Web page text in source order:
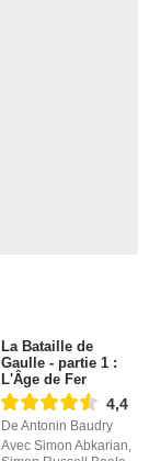
La Bataille de
Gaulle - partie 1 :
L'Âge de Fer
4,4
De Antonin Baudry
Avec Simon Abkarian,